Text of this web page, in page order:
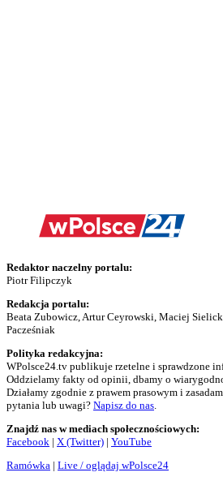
Redaktor naczelny portalu:
Piotr Filipczyk
Redakcja portalu:
Beata Zubowicz, Artur Ceyrowski, Maciej
Pacześniak
Polityka redakcyjna:
WPolsce24.tv publikuje rzetelne i sprawdzone
Oddzielamy fakty od opinii, dbamy o
Działamy zgodnie z prawem prasowym i
pytania lub uwagi? Napisz do nas
Znajdź nas w mediach społecznościowych:
Facebook | X (Twitter) | YouTube
Ramówka | Live / oglądaj wPolsce24